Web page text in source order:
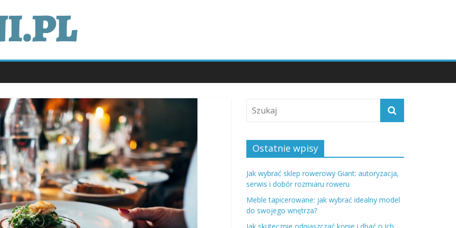
Ostatnie wpisy
Jak wybrać sklep rowerowy Giant: autoryzacja,
serwis i dobór rozmiaru roweru
Meble tapicerowane: jak wybrać idealny model
do swojego wnętrza?